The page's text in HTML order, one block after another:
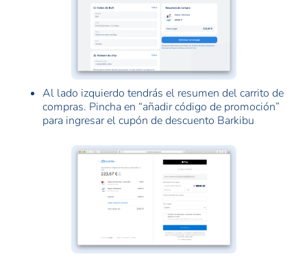
Al lado izquierdo tendrás el resumen del carrito de
compras. Pincha en “añadir código de promoción”
para ingresar el cupón de descuento Barkibu